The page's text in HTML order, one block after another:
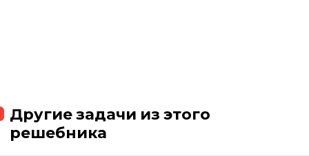
Другие задачи из этого
решебника